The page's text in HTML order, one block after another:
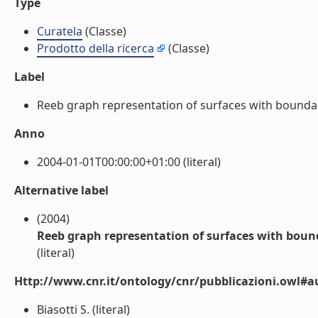
Curatela (Classe)
Prodotto della ricerca
(Classe)
Label
Reeb graph representation of surfaces with
Anno
2004-01-01T00:00:00+01:00 (literal)
Alternative label
(2004)
Reeb graph representation of surfaces with
(literal)
Http://www.cnr.it/ontology/cnr/
Biasotti S. (literal)